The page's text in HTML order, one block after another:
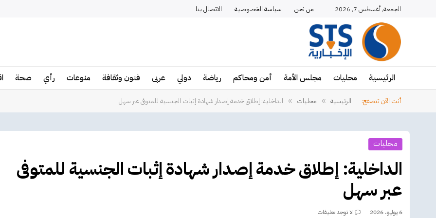
الجمعة, أغسطس 7, 2026 من نحن سياسة الخصوصية الاتصال بنا
الرئيسية محليات مجلس الأمة أمن ومحاكم رياضة دولي عربى فنون وثقافة منوعات رأي صحة
أنت الآن تتصفح: الرئيسية » محليات »
محليات
‏‎الداخلية: إطلاق خدمة إصدار شهادة إثبات الجنسية للمتوفى
عبر ‎سهل
6 يوليو، 2026 لا توجد تعليقات